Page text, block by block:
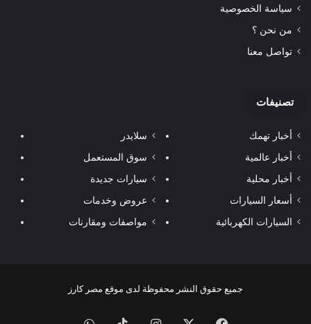
سياسة الخصوصية
من نحن ؟
تواصل معنا
تصنيفات
أخبار تهمك
أخبار عالمية
أخبار محلية
أسعار السيارات
السيارات الكهربائية
سلايدر
سوق المستعمل
سيارات جديدة
عروض وخدمات
مواصفات ومقارنات
جميع حقوق النشر محفوظة لدى موقع مصر كارز